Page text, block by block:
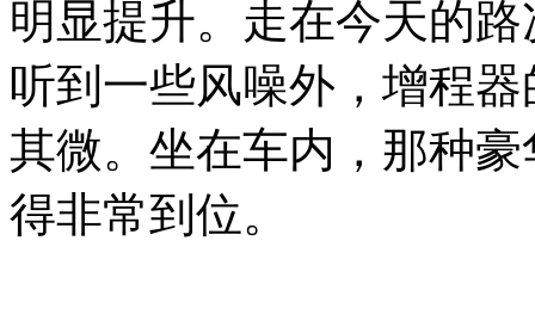
明显提升。走在今天的
听到一些风噪外，增程
其微。坐在车内，那种
得非常到位。